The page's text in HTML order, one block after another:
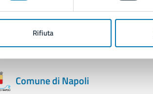
Rifiuta
Segnala disservizio
Comune di Napoli